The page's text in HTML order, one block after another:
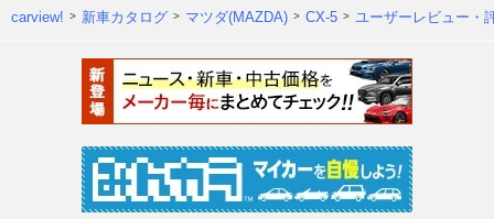
carview! 新車カタログ マツダ(MAZDA) CX-5 ユーザーレビュー・